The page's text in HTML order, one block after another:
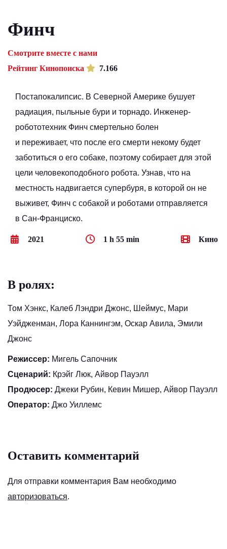
Финч
Смотрите вместе с нами
Рейтинг Кинопоиска
7.166
Постапокалипсис. В Северной Америке бушует
радиация, пыльные бури и торнадо. Инженер-
робототехник Финч смертельно болен
и переживает, что после его смерти некому будет
заботиться о его собаке, поэтому собирает для этой
цели человекоподобного робота. Узнав, что на
местность надвигается супербуря, в которой он не
выживет, Финч с собакой и роботами отправляется
в Сан-Франциско.
2021 1 h 55 min Кино
В ролях:
Том Хэнкс, Калеб Лэндри Джонс, Шеймус, Мари
Уэйдженман, Лора Каннингэм, Оскар Авила, Эмили
Джонс
Режиссер: Мигель Сапочник
Сценарий: Крэйг Люк, Айвор Пауэлл
Продюсер: Джеки Рубин, Кевин Мишер, Айвор Пауэлл
Оператор: Джо Уиллемс
Оставить комментарий
Для отправки комментария Вам необходимо
авторизоваться.